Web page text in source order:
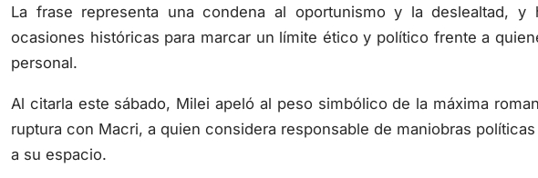
La frase representa una condena al oportunismo y la deslealtad, y
ocasiones históricas para marcar un límite ético y político frente a
personal.
Al citarla este sábado, Milei apeló al peso simbólico de la máxima
ruptura con Macri, a quien considera responsable de maniobras
a su espacio.